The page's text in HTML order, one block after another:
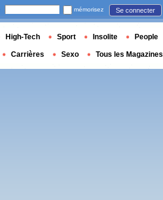
mémorisez Se connecter
High-Tech Sport Insolite People
Carrières Sexo Tous les Magazines